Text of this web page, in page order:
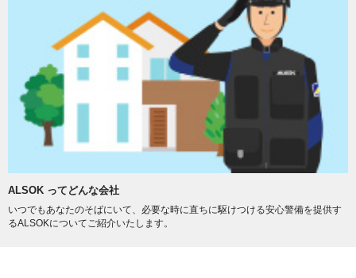
ALSOK ってどんな会社
いつでもあなたのそばにいて、必要な時に直ちに駆けつける安心警備を提供す
るALSOKについてご紹介いたします。